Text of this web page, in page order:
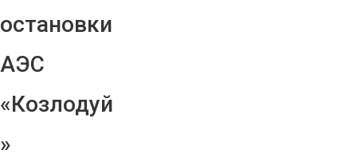
остановки
АЭС
«Козлодуй
»